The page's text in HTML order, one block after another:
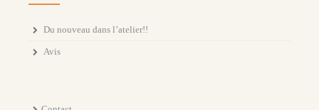
Du nouveau dans l’atelier!!
Avis